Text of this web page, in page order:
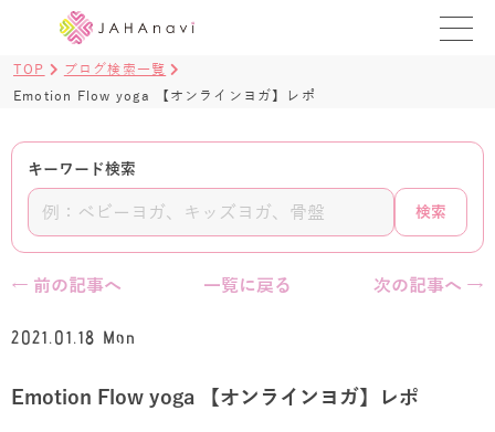
レッスンを探す
BLOG
ヨガ資格講座 ›
TOP
ブログ検索一覧
Emotion Flow yoga 【オンラインヨガ】レポ
キーワード検索
検索
← 前の記事へ 一覧に戻る 次の記事へ →
2021.01.18 Mon
Emotion Flow yoga 【オンラインヨガ】レポ